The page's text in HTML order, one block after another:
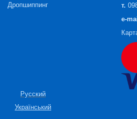
Дропшиппинг
т.
e-
Русский
Український